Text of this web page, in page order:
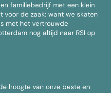
hoogte van onze beste en
familiebedrijf met een klein
de zaak: want we skaten
met het vertrouwde
nog altijd naar RSI op